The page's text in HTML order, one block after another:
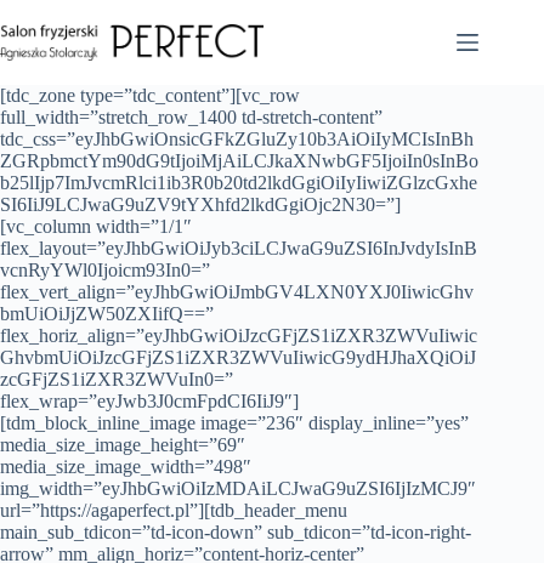
do
treści
[tdc_zone type=”tdc_content”][vc_row
full_width=”stretch_row_1400 td-stretch-content”
tdc_css=”eyJhbGwiOnsicGFkZGluZy10b3AiOiIyMCIsInBh
ZGRpbmctYm90dG9tIjoiMjAiLCJkaXNwbGF5IjoiIn0sInBo
b25lIjp7ImJvcmRlci1ib3R0b20td2lkdGgiOiIyIiwiZGlzcGxhe
SI6IiJ9LCJwaG9uZV9tYXhfd2lkdGgiOjc2N30=”]
[vc_column width=”1/1″
flex_layout=”eyJhbGwiOiJyb3ciLCJwaG9uZSI6InJvdyIsInB
vcnRyYWl0Ijoicm93In0=”
flex_vert_align=”eyJhbGwiOiJmbGV4LXN0YXJ0IiwicGhv
bmUiOiJjZW50ZXIifQ==”
flex_horiz_align=”eyJhbGwiOiJzcGFjZS1iZXR3ZWVuIiwic
GhvbmUiOiJzcGFjZS1iZXR3ZWVuIiwicG9ydHJhaXQiOiJ
zcGFjZS1iZXR3ZWVuIn0=”
flex_wrap=”eyJwb3J0cmFpdCI6IiJ9″]
[tdm_block_inline_image image=”236″ display_inline=”yes”
media_size_image_height=”69″
media_size_image_width=”498″
img_width=”eyJhbGwiOiIzMDAiLCJwaG9uZSI6IjIzMCJ9″
url=”https://agaperfect.pl”][tdb_header_menu
main_sub_tdicon=”td-icon-down” sub_tdicon=”td-icon-right-
arrow” mm_align_horiz=”content-horiz-center”